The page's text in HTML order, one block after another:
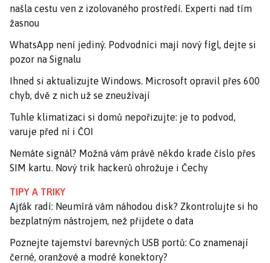
našla cestu ven z izolovaného prostředí. Experti nad tím
žasnou
WhatsApp není jediný. Podvodníci mají nový fígl, dejte si
pozor na Signalu
Ihned si aktualizujte Windows. Microsoft opravil přes 600
chyb, dvě z nich už se zneužívají
Tuhle klimatizaci si domů nepořizujte: je to podvod,
varuje před ní i ČOI
Nemáte signál? Možná vám právě někdo krade číslo přes
SIM kartu. Nový trik hackerů ohrožuje i Čechy
TIPY A TRIKY
Ajťák radí: Neumírá vám náhodou disk? Zkontrolujte si ho
bezplatným nástrojem, než přijdete o data
Poznejte tajemství barevných USB portů: Co znamenají
černé, oranžové a modré konektory?